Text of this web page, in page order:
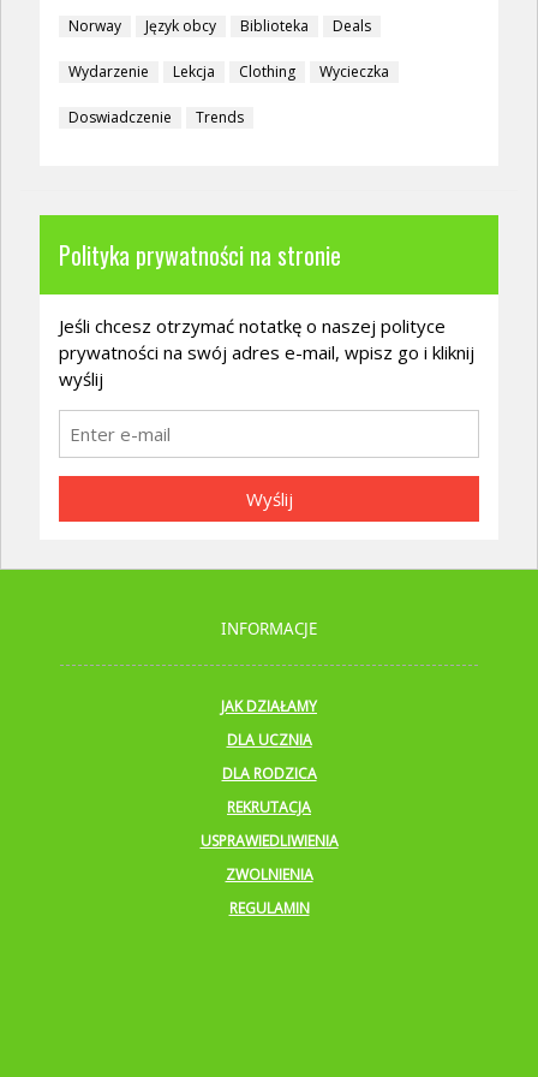
Norway Język obcy Biblioteka Deals
Wydarzenie Lekcja Clothing Wycieczka
Doswiadczenie Trends
Polityka prywatności na stronie
Jeśli chcesz otrzymać notatkę o naszej polityce
prywatności na swój adres e-mail, wpisz go i kliknij
wyślij
Wyślij
INFORMACJE
JAK DZIAŁAMY
DLA UCZNIA
DLA RODZICA
REKRUTACJA
USPRAWIEDLIWIENIA
ZWOLNIENIA
REGULAMIN